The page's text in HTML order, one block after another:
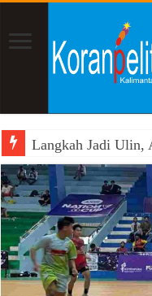
Langkah Jadi Ulin,
Bambang Heri